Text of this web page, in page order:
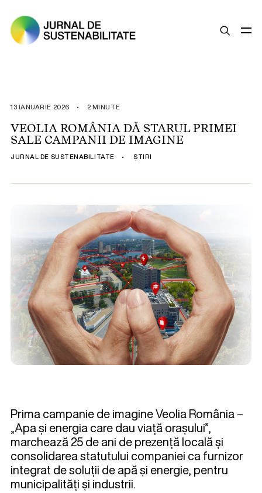
ȘTIRI
OPINII
ESG
LEGISLAȚIE
BUNE PRACTICI
13 IANUARIE 2026 • 2 MINUTE
VEOLIA ROMÂNIA DĂ STARUL PRIMEI
SALE CAMPANII DE IMAGINE
JURNAL DE SUSTENABILITATE • ȘTIRI
Prima campanie de imagine Veolia România –
„Apa și energia care dau viață orașului”,
marchează 25 de ani de prezență locală și
consolidarea statutului companiei ca furnizor
integrat de soluții de apă și energie, pentru
municipalități și industrii.